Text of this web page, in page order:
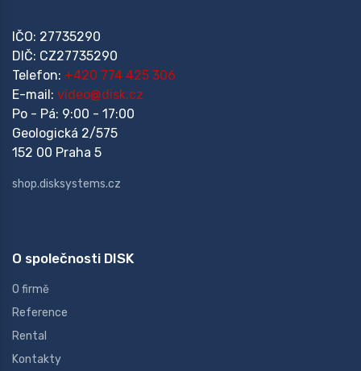
IČO: 27735290
DIČ: CZ27735290
Telefon: +420 774 425 306
E-mail: video@disk.cz
Po - Pá: 9:00 - 17:00
Geologická 2/575
152 00 Praha 5
shop.disksystems.cz
O společnosti DISK
O firmě
Reference
Rental
Kontakty